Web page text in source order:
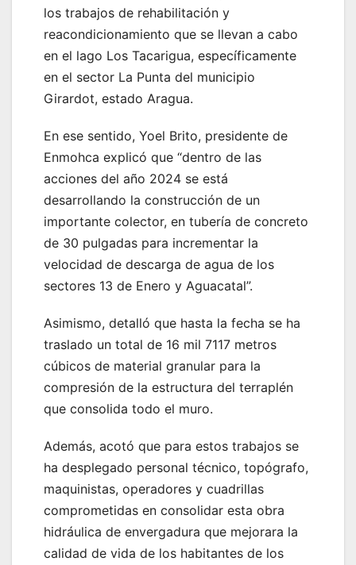
los trabajos de rehabilitación y
reacondicionamiento que se llevan a cabo
en el lago Los Tacarigua, específicamente
en el sector La Punta del municipio
Girardot, estado Aragua.
En ese sentido, Yoel Brito, presidente de
Enmohca explicó que “dentro de las
acciones del año 2024 se está
desarrollando la construcción de un
importante colector, en tubería de concreto
de 30 pulgadas para incrementar la
velocidad de descarga de agua de los
sectores 13 de Enero y Aguacatal”.
Asimismo, detalló que hasta la fecha se ha
traslado un total de 16 mil 7117 metros
cúbicos de material granular para la
compresión de la estructura del terraplén
que consolida todo el muro.
Además, acotó que para estos trabajos se
ha desplegado personal técnico, topógrafo,
maquinistas, operadores y cuadrillas
comprometidas en consolidar esta obra
hidráulica de envergadura que mejorara la
calidad de vida de los habitantes de los